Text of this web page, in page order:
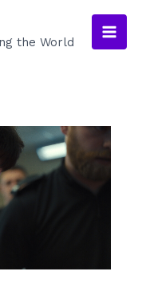
the World
Main